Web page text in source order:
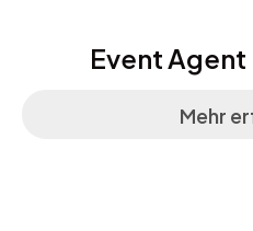
Event Agent
Mehr